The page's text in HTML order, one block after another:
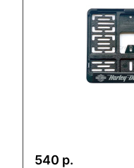
540 р.